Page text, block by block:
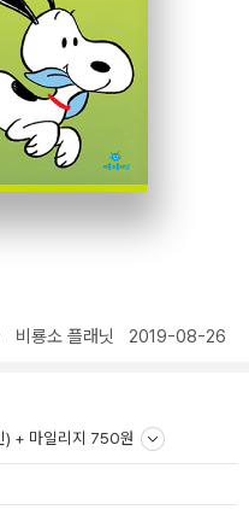
비룡소 플래닛 2019-08-26
) + 마일리지 750원